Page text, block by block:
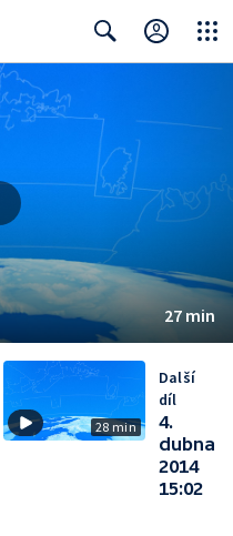
27 min
28 min
Další
díl
4.
dubna
2014
15:02